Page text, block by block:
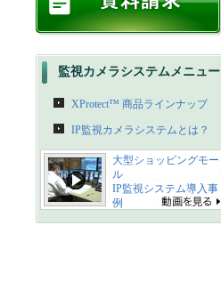
監視カメラシステムメニュー
XProtect™ 商品ラインナップ
IP監視カメラシステムとは？
大型ショッピングモー
ル
IP監視システム導入事
例